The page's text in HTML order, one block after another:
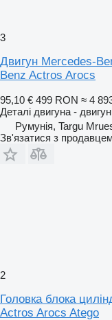
3
Двигун Mercedes-
Benz Actros Arocs
95,10 € 499 RON ≈ 4
Деталі двигуна - двигун
Румунія, Targu
Зв'язатися з
2
Головка блока
Actros Arocs Atego